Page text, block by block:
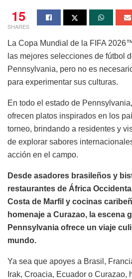
15
SHARES
La Copa Mundial de la FIFA
las mejores selecciones de fútbol
Pennsylvania, pero no es
para experimentar sus culturas.
En todo el estado de
ofrecen platos inspirados en los
torneo, brindando a residentes y
de explorar sabores
acción en el campo.
Desde asadores brasileños y
restaurantes de África
Costa de Marfil y cocinas
homenaje a Curazao, la escena
Pennsylvania ofrece un viaje
mundo.
Ya sea que apoyes a Brasil,
Irak, Croacia, Ecuador o Curazao,